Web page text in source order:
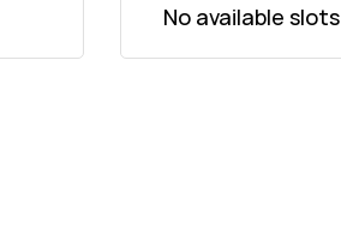
No available slots